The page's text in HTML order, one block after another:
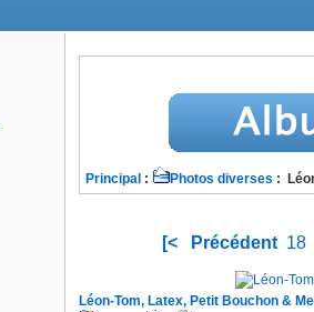
Principal : Photos diverses :
[< Précédent 18
Léon-Tom, Latex, Petit Bouchon &